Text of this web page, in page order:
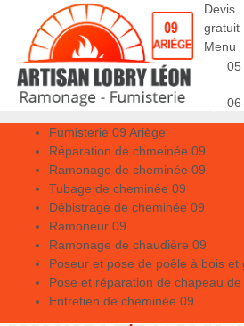
Devis
gratuit
Menu
05
06
Fumisterie 09 Ariège
Réparation de chmeinée 09
Ramonage de cheminée 09
Tubage de cheminée 09
Débistrage de cheminée 09
Ramoneur 09
Ramonage de chaudière 09
Poseur et pose de poêle à bois et
Pose et réparation de chapeau
Entretien de cheminée 09